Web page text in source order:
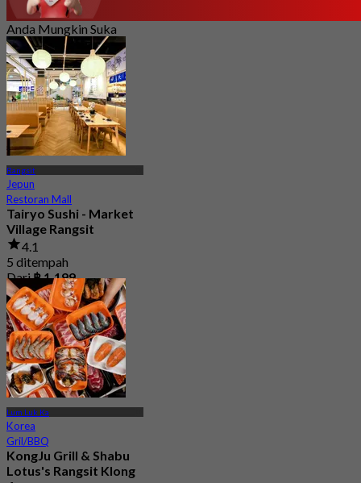
Anda Mungkin Suka
Rangsit
Jepun
Restoran Mall
Tairyo Sushi - Market
Village Rangsit
4.1
5 ditempah
Dari฿ 1,199
Lum Luk Ka
Korea
Gril/BBQ
KongJu Grill & Shabu
Lotus's Rangsit Klong